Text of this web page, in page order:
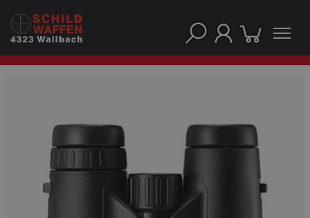
UNSERE TOP-MARKEN